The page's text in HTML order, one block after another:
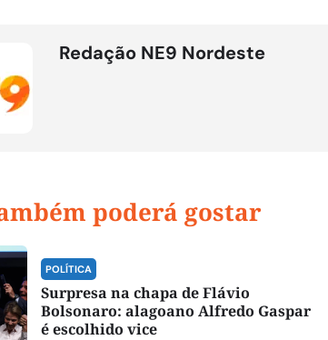
Redação NE9 Nordeste
poderá gostar
POLÍTICA
Surpresa na chapa de Flávio
Bolsonaro: alagoano Alfredo Gaspar
é escolhido vice